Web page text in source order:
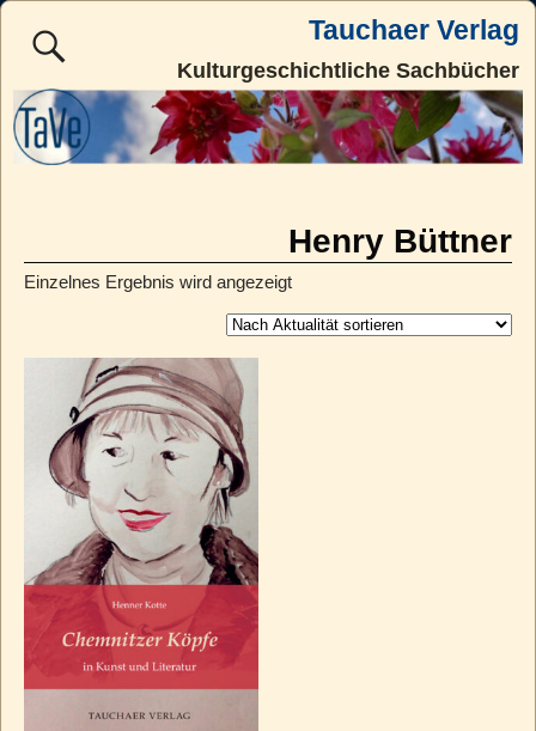
Tauchaer Verlag
Kulturgeschichtliche Sachbücher
Henry Büttner
Einzelnes Ergebnis wird angezeigt